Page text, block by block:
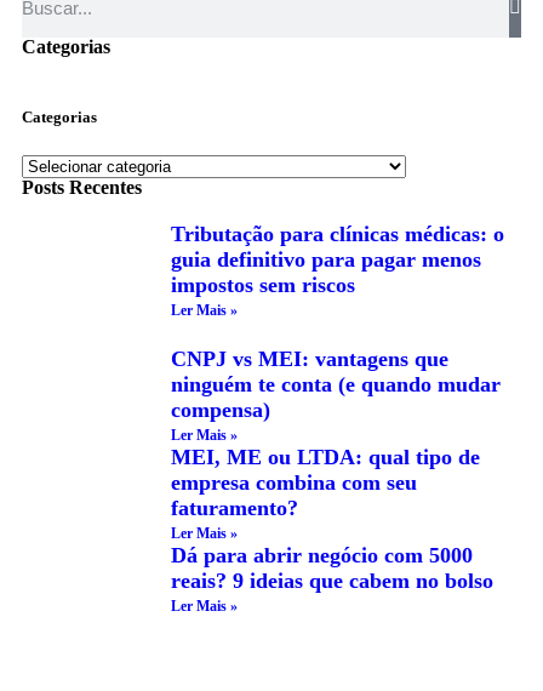
Categorias
Categorias
Posts Recentes
Tributação para clínicas médicas: o
guia definitivo para pagar menos
impostos sem riscos
Ler Mais »
CNPJ vs MEI: vantagens que
ninguém te conta (e quando mudar
compensa)
Ler Mais »
MEI, ME ou LTDA: qual tipo de
empresa combina com seu
faturamento?
Ler Mais »
Dá para abrir negócio com 5000
reais? 9 ideias que cabem no bolso
Ler Mais »